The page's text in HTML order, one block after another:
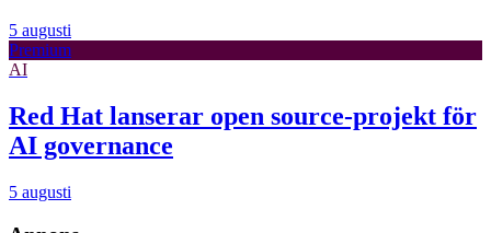
5 augusti
Premium
AI
Red Hat lanserar open source-projekt för
AI governance
5 augusti